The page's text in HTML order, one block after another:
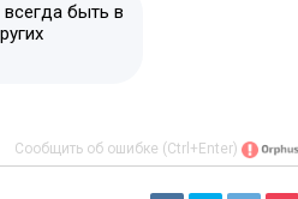
быть в
Сообщить об ошибке (Ctrl+Enter)